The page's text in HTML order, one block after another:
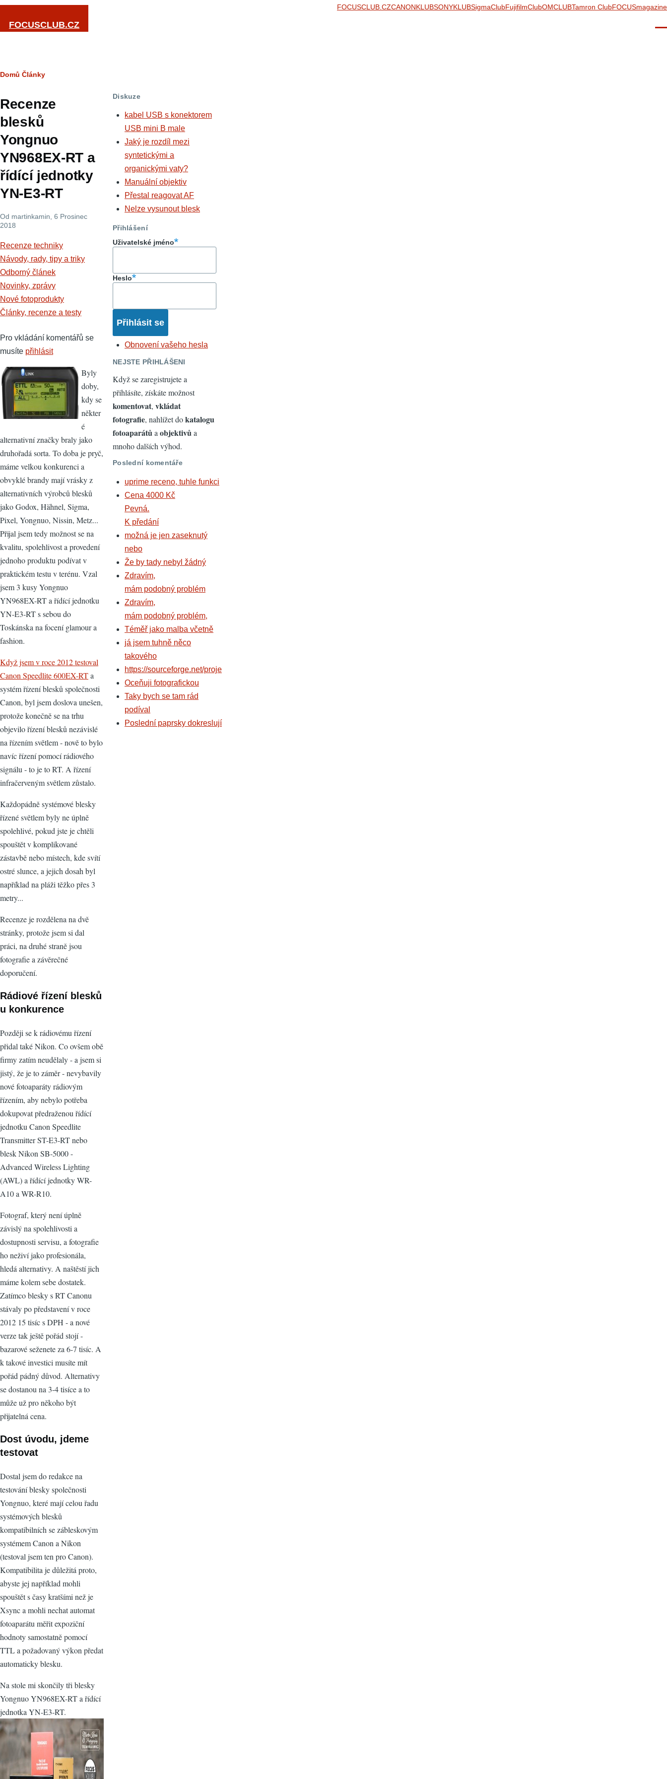
Přejít k hlavnímu obsahu
FOCUSCLUB.CZ
FOCUSCLUB.CZCANONKLUBSONYKLUBSigmaClubFujifilmClubOMCLUBTamron ClubFOCUSmagazine
Drobečková
Domů Články
Recenze
blesků
Yongnuo
YN968EX-RT a
řídící jednotky
YN-E3-RT
Od martinkamin , 6 Prosinec
2018
Recenze techniky
Návody, rady, tipy a triky
Odborný článek
Novinky, zprávy
Nové fotoprodukty
Články, recenze a testy
Pro vkládání komentářů se
musíte přihlásit
Byly
doby,
kdy se
někter
é
alternativní značky braly jako
druhořadá sorta. To doba je pryč,
máme velkou konkurenci a
obvyklé brandy mají vrásky z
alternativních výrobců blesků
jako Godox, Hähnel, Sigma,
Pixel, Yongnuo, Nissin, Metz...
Přijal jsem tedy možnost se na
kvalitu, spolehlivost a provedení
jednoho produktu podívat v
praktickém testu v terénu. Vzal
jsem 3 kusy Yongnuo
YN968EX-RT a řídící jednotku
YN-E3-RT s sebou do
Toskánska na focení glamour a
fashion.
Když jsem v roce 2012 testoval
Canon Speedlite 600EX-RTa
systém řízení blesků společnosti
Canon, byl jsem doslova unešen,
protože konečně se na trhu
objevilo řízení blesků nezávislé
na řízením světlem - nově to bylo
navíc řízení pomocí rádiového
signálu - to je to RT. A řízení
infračerveným světlem zůstalo.
Každopádně systémové blesky
řízené světlem byly ne úplně
spolehlivé, pokud jste je chtěli
spouštět v komplikované
zástavbě nebo místech, kde svítí
ostré slunce, a jejich dosah byl
například na pláži těžko přes 3
metry...
Recenze je rozdělena na dvě
stránky, protože jsem si dal
práci, na druhé straně jsou
fotografie a závěrečné
doporučení.
Rádiové řízení blesků
u konkurence
Později se k rádiovému řízení
přidal také Nikon. Co ovšem obě
firmy zatím neudělaly - a jsem si
jistý, že je to záměr - nevybavily
nové fotoaparáty rádiovým
řízením, aby nebylo potřeba
dokupovat předraženou řídící
jednotku Canon Speedlite
Transmitter ST-E3-RT nebo
blesk Nikon SB-5000 -
Advanced Wireless Lighting
(AWL) a řídící jednotky WR-
A10 a WR-R10.
Fotograf, který není úplně
závislý na spolehlivosti a
dostupnosti servisu, a fotografie
ho neživí jako profesionála,
hledá alternativy. A naštěstí jich
máme kolem sebe dostatek.
Zatímco blesky s RT Canonu
stávaly po představení v roce
2012 15 tisíc s DPH - a nové
verze tak ještě pořád stojí -
bazarové seženete za 6-7 tisíc. A
k takové investici musíte mít
pořád pádný důvod. Alternativy
se dostanou na 3-4 tisíce a to
může už pro někoho být
přijatelná cena.
Dost úvodu, jdeme
testovat
Dostal jsem do redakce na
testování blesky společnosti
Yongnuo, které mají celou řadu
systémových blesků
kompatibilních se zábleskovým
systémem Canon a Nikon
(testoval jsem ten pro Canon).
Kompatibilita je důležitá proto,
abyste jej například mohli
spouštět s časy kratšími než je
Xsync a mohli nechat automat
fotoaparátu měřit expoziční
hodnoty samostatně pomocí
TTL a požadovaný výkon předat
automaticky blesku.
Na stole mi skončily tři blesky
Yongnuo YN968EX-RT a řídící
jednotka YN-E3-RT.
Diskuze
kabel USB s konektorem
USB mini B male
Jaký je rozdíl mezi
syntetickými a
organickými vaty?
Manuální objektiv
Přestal reagovat AF
Nelze vysunout blesk
Přihlášení
Uživatelské jméno
Heslo
Obnovení vašeho hesla
NEJSTE PŘIHLÁŠENI
Když se zaregistrujete a
přihlásíte, získáte možnost
komentovat, vkládat
fotografie, nahlížet dokatalogu
fotoaparátůa objektivůa
mnoho dalších výhod.
Poslední komentáře
uprime receno, tuhle funkci
Cena 4000 Kč
Pevná.
K předání
možná je jen zaseknutý
nebo
Že by tady nebyl žádný
Zdravím,
mám podobný problém
Zdravím,
mám podobný problém,
Téměř jako malba včetně
já jsem tuhně něco
takového
https://sourceforge.net/proje
Oceňuji fotografickou
Taky bych se tam rád
podíval
Poslední paprsky dokreslují